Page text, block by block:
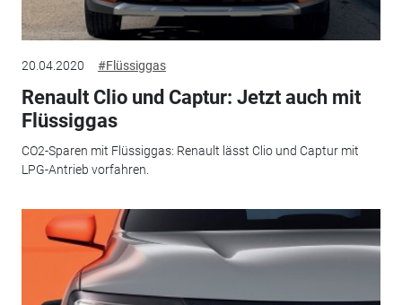
20.04.2020 #Flüssiggas
Renault Clio und Captur: Jetzt auch mit
Flüssiggas
CO2-Sparen mit Flüssiggas: Renault lässt Clio und Captur mit
LPG-Antrieb vorfahren.